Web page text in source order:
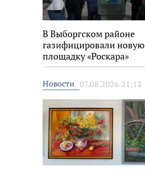
В Выборгском районе
газифицировали новую
площадку «Роскара»
Новости 07.08.2026 21:12